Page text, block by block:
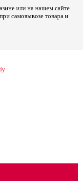
или на нашем сайте.
самовывозе товара и